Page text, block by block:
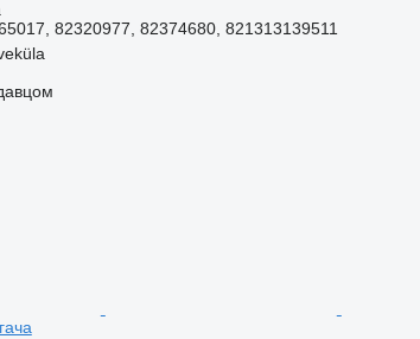
82320977, 82374680, 821313139511